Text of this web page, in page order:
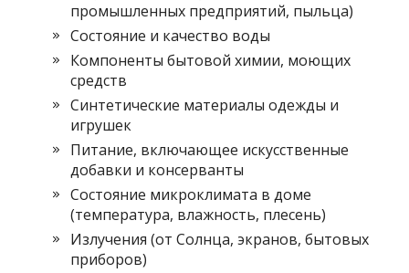
промышленных предприятий, пыльца)
Состояние и качество воды
Компоненты бытовой химии, моющих
средств
Синтетические материалы одежды и
игрушек
Питание, включающее искусственные
добавки и консерванты
Состояние микроклимата в доме
(температура, влажность, плесень)
Излучения (от Солнца, экранов, бытовых
приборов)